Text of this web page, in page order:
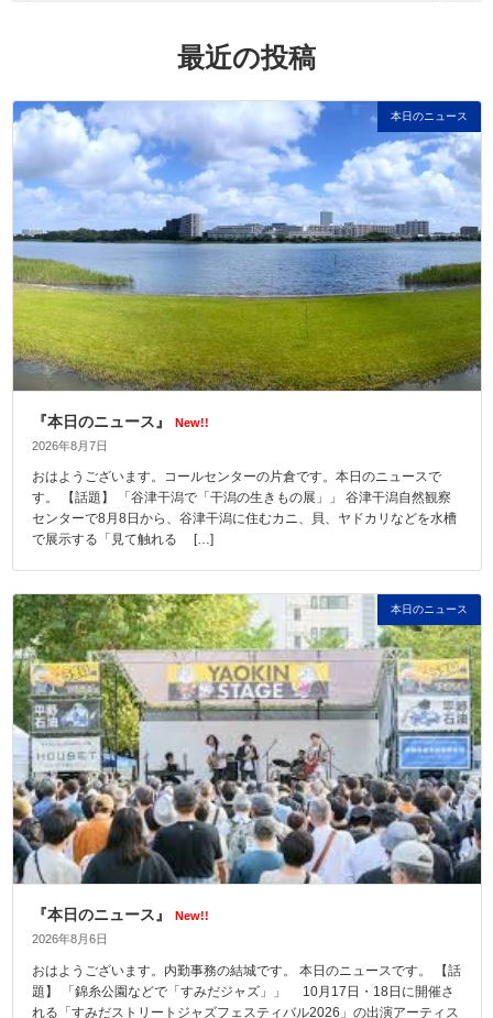
最近の投稿
本日のニュース
『本日のニュース』
New!!
2026年8月7日
おはようございます。コールセンターの片倉です。本日のニュースで
す。 【話題】 「谷津干潟で「干潟の生きもの展」」 谷津干潟自然観察
センターで8月8日から、谷津干潟に住むカニ、貝、ヤドカリなどを水槽
で展示する「見て触れる […]
本日のニュース
『本日のニュース』
New!!
2026年8月6日
おはようございます。内勤事務の結城です。 本日のニュースです。 【話
題】 「錦糸公園などで「すみだジャズ」」 10月17日・18日に開催さ
れる「すみだストリートジャズフェスティバル2026」の出演アーティス